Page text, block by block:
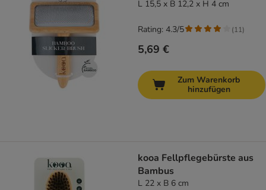
L 15,5 x B 12,2 x H 4 cm
5,69 €
Rating: 4.3/5 (11)
Zum Warenkorb
hinzufügen
kooa Fellpflegebürste aus
Bambus
L 22 x B 6 cm